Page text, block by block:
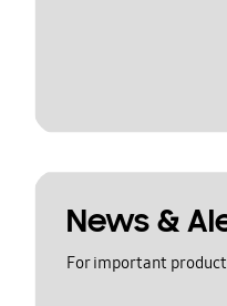
News &
For important